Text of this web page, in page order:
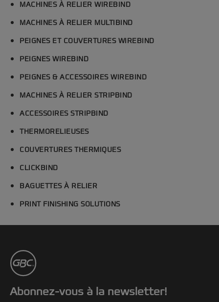
MACHINES À RELIER WIREBIND
MACHINES À RELIER MULTIBIND
PEIGNES ET COUVERTURES WIREBIND
PEIGNES WIREBIND
PEIGNES & ACCESSOIRES WIREBIND
MACHINES À RELIER STRIPBIND
ACCESSOIRES STRIPBIND
THERMORELIEUSES
COUVERTURES THERMIQUES
CLICKBIND
BAGUETTES À RELIER
PRINT FINISHING SOLUTIONS
Abonnez-vous à la newsletter!